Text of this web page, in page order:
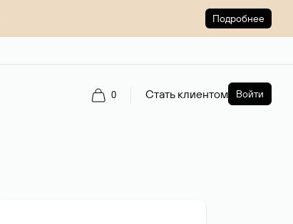
Подробнее
0 Стать клиентом Войти